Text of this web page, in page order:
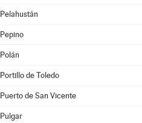
Pelahustán
Pepino
Polán
Portillo de Toledo
Puerto de San Vicente
Pulgar